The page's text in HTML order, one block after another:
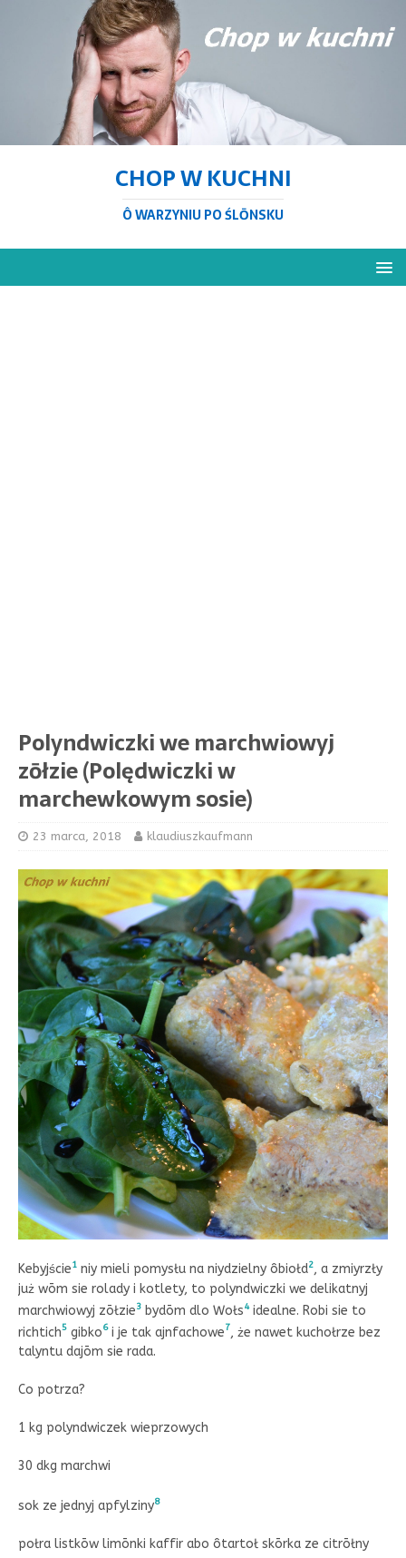
CHOP W KUCHNI
Ô WARZYNIU PO ŚLŌNSKU
Polyndwiczki we marchwiowyj
zōłzie (Polędwiczki w
marchewkowym sosie)
23 marca, 2018 klaudiuszkaufmann
Kebyjście1 niy mieli pomysłu na niydzielny ôbiołd2, a zmiyrzły
już wōm sie rolady i kotlety, to polyndwiczki we delikatnyj
marchwiowyj zōłzie3 bydōm dlo Wołs4idealne. Robi sie to
richtich5 gibko6i je tak ajnfachowe7, że nawet kuchołrze bez
talyntu dajōm sie rada.
Co potrza?
1 kg polyndwiczek wieprzowych
30 dkg marchwi
sok ze jednyj apfylziny8
połra listkōw limōnki kaffir abo ôtartoł skōrka ze citrōłny